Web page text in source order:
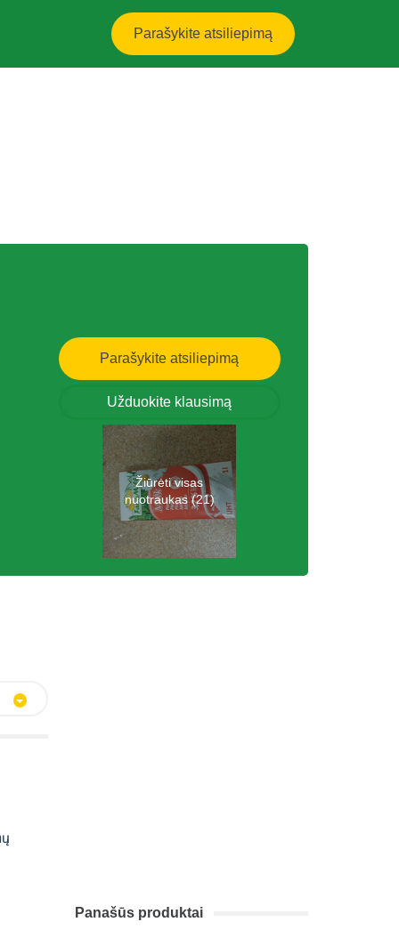
Parašykite atsiliepimą
Parašykite atsiliepimą
Užduokite klausimą
Žiūrėti visas
nuotraukas (21)
Panašūs produktai